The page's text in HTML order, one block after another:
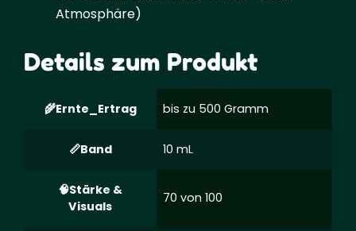
Atmosphäre)
Details zum Produkt
Ernte_Ertrag bis zu 500 Gramm
Band 10 mL
Stärke &
Visuals
70 von 100